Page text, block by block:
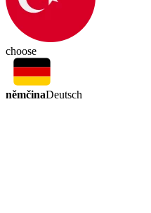
choose
němčinaDeutsch